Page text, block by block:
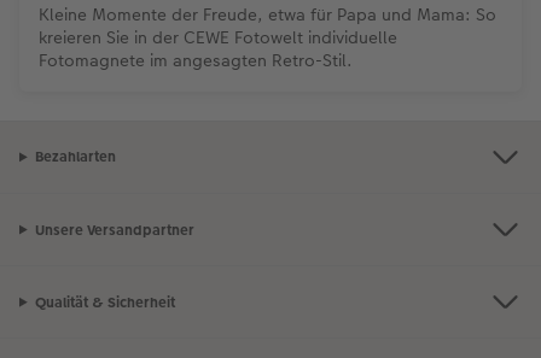
Kleine Momente der Freude, etwa für Papa und Mama: So
kreieren Sie in der CEWE Fotowelt individuelle
Fotomagnete im angesagten Retro-Stil.
Bezahlarten
Unsere Versandpartner
Qualität & Sicherheit